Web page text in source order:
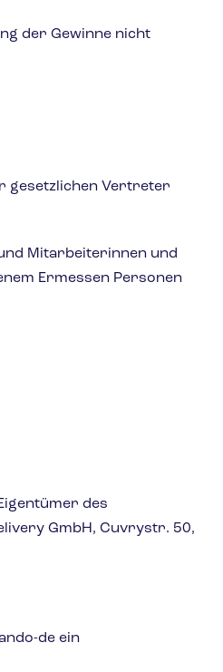
der Gewinne nicht
gesetzlichen Vertreter
Mitarbeiterinnen und
Ermessen Personen
des
GmbH, Cuvrystr. 50,
de ein